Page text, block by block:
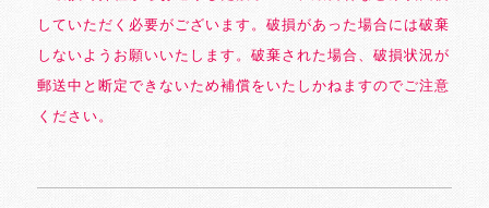
していただく必要がございます。破損があった場合には破棄
しないようお願いいたします。破棄された場合、破損状況が
郵送中と断定できないため補償をいたしかねますのでご注意
ください。